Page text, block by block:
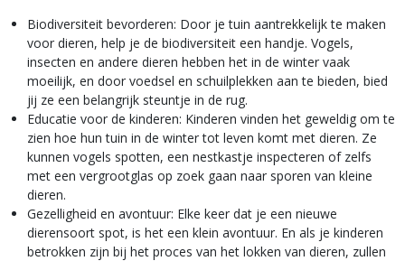
Biodiversiteit bevorderen: Door je tuin aantrekkelijk te maken
voor dieren, help je de biodiversiteit een handje. Vogels,
insecten en andere dieren hebben het in de winter vaak
moeilijk, en door voedsel en schuilplekken aan te bieden, bied
jij ze een belangrijk steuntje in de rug.
Educatie voor de kinderen: Kinderen vinden het geweldig om te
zien hoe hun tuin in de winter tot leven komt met dieren. Ze
kunnen vogels spotten, een nestkastje inspecteren of zelfs
met een vergrootglas op zoek gaan naar sporen van kleine
dieren.
Gezelligheid en avontuur: Elke keer dat je een nieuwe
dierensoort spot, is het een klein avontuur. En als je kinderen
betrokken zijn bij het proces van het lokken van dieren, zullen